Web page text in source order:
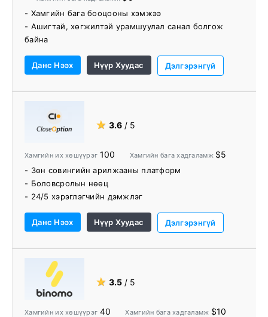
- Хамгийн бага бооцооны хэмжээ
- Ашигтай, хөгжилтэй урамшуулал санал болгож
байна
байхгүй
Данс Нээх Нүүр Хуудас Дэлгэрэнгүй
★ 3.6 / 5
Хамгийн их хөшүүрэг 100 Хамгийн бага хадгаламж $5
- Зөн совингийн арилжааны платформ
- Боловсролын нөөц
- 24/5 хэрэглэгчийн дэмжлэг
Данс Нээх Нүүр Хуудас Дэлгэрэнгүй
★ 3.5 / 5
Хамгийн их хөшүүрэг 40 Хамгийн бага хадгаламж $10